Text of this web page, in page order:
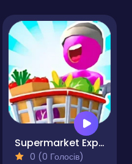
Supermarket Expert Idle
0 (0 Голосів)